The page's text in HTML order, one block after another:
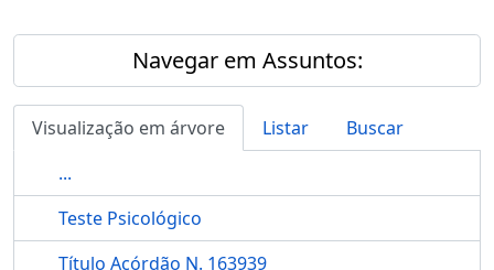
Navegar em Assuntos:
Visualização em árvore Listar
Buscar
...
Teste Psicológico
Título Acórdão N. 163939